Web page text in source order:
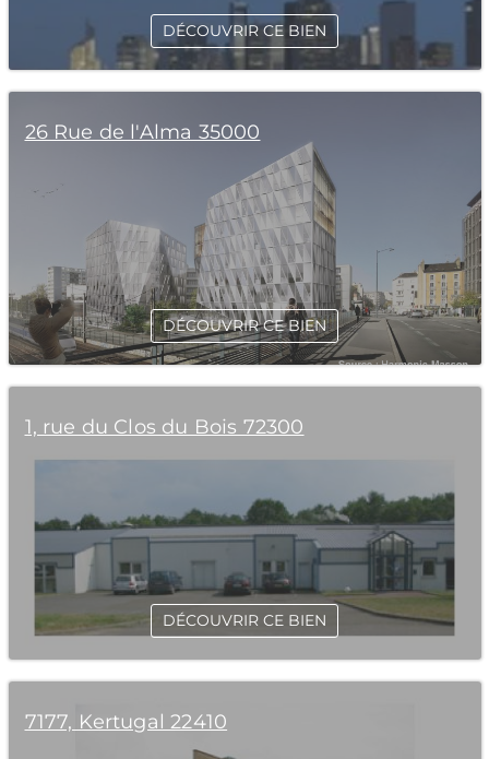
DÉCOUVRIR CE BIEN
26 Rue de l'Alma 35000
DÉCOUVRIR CE BIEN
1, rue du Clos du Bois 72300
DÉCOUVRIR CE BIEN
7177, Kertugal 22410